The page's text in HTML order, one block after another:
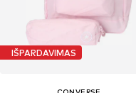
IŠPARDAVIMAS